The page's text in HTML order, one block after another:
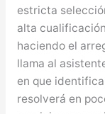
estricta
alta
haciendo el
llama al
en que
resolverá en